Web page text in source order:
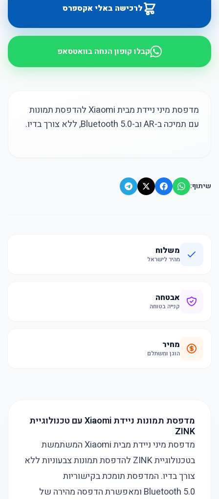
לרכישה באלי אקספרס
קבלו קופון הנחה בוואטסאפ
מדפסת מיני ניידת מבית Xiaomi להדפסת תמונות
עם תמיכה ב-AR וב-Bluetooth 5.0, ללא צורך בדיו.
שיתוף:
משלוח
מהיר לישראל
אבטחה
קנייה בטוחה
מחיר
הוגן ומשתלם
מדפסת תמונות ניידת Xiaomi עם טכנולוגיית
ZINK
מדפסת מיני ניידת מבית Xiaomi המשתמשת
בטכנולוגיית ZINK להדפסת תמונות צבעוניות ללא
צורך בדיו. המדפסת תומכת בקישוריות
Bluetooth 5.0 ומאפשרת הדפסה מהירה של